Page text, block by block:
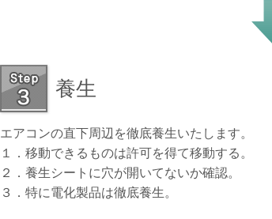
養生
エアコンの直下周辺を徹底養生いたします。
１．移動できるものは許可を得て移動する。
２．養生シートに穴が開いてないか確認。
３．特に電化製品は徹底養生。